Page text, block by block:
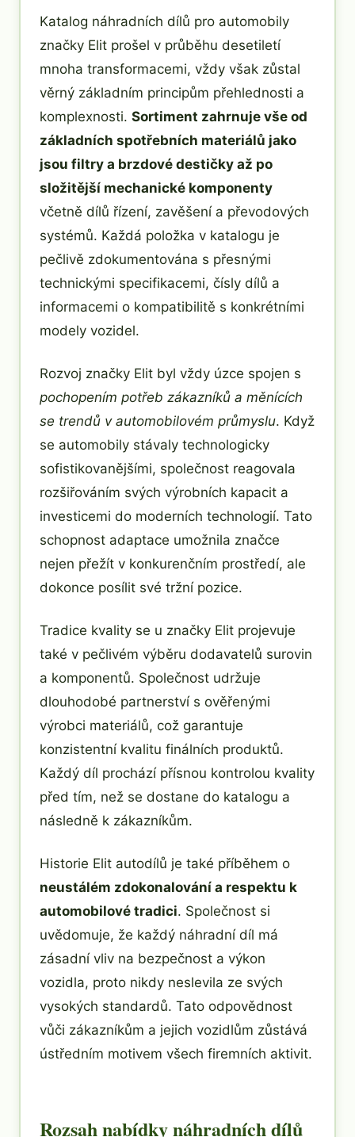
Katalog náhradních dílů pro automobily
značky Elit prošel v průběhu desetiletí
mnoha transformacemi, vždy však zůstal
věrný základním principům přehlednosti a
komplexnosti. Sortiment zahrnuje vše od
základních spotřebních materiálů jako
jsou filtry a brzdové destičky až po
složitější mechanické komponenty
včetně dílů řízení, zavěšení a převodových
systémů. Každá položka v katalogu je
pečlivě zdokumentována s přesnými
technickými specifikacemi, čísly dílů a
informacemi o kompatibilitě s konkrétními
modely vozidel.
Rozvoj značky Elit byl vždy úzce spojen s
pochopením potřeb zákazníků a měnících
se trendů v automobilovém průmyslu. Když
se automobily stávaly technologicky
sofistikovanějšími, společnost reagovala
rozšiřováním svých výrobních kapacit a
investicemi do moderních technologií. Tato
schopnost adaptace umožnila značce
nejen přežít v konkurenčním prostředí, ale
dokonce posílit své tržní pozice.
Tradice kvality se u značky Elit projevuje
také v pečlivém výběru dodavatelů surovin
a komponentů. Společnost udržuje
dlouhodobé partnerství s ověřenými
výrobci materiálů, což garantuje
konzistentní kvalitu finálních produktů.
Každý díl prochází přísnou kontrolou kvality
před tím, než se dostane do katalogu a
následně k zákazníkům.
Historie Elit autodílů je také příběhem o
neustálém zdokonalování a respektu k
automobilové tradici. Společnost si
uvědomuje, že každý náhradní díl má
zásadní vliv na bezpečnost a výkon
vozidla, proto nikdy neslevila ze svých
vysokých standardů. Tato odpovědnost
vůči zákazníkům a jejich vozidlům zůstává
ústředním motivem všech firemních aktivit.
Rozsah nabídky náhradních dílů